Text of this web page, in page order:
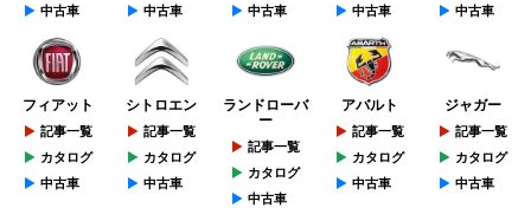
中古車
中古車
中古車
中古車
中古車
フィアット
記事一覧
カタログ
中古車
シトロエン
記事一覧
カタログ
中古車
ランドローバ
ー
記事一覧
カタログ
中古車
アバルト
記事一覧
カタログ
中古車
ジャガー
記事一覧
カタログ
中古車